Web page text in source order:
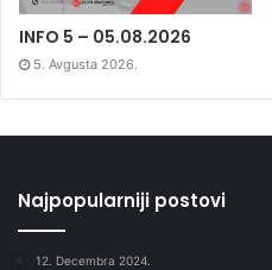
INFO 5 – 05.08.2026
5. Avgusta 2026.
Najpopularniji postovi
12. Decembra 2024.